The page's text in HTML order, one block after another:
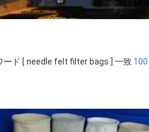
ード [ needle felt filter bags ] 一致 100